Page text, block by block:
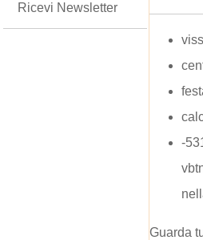
-
Guarda
Ricevi Newsletter